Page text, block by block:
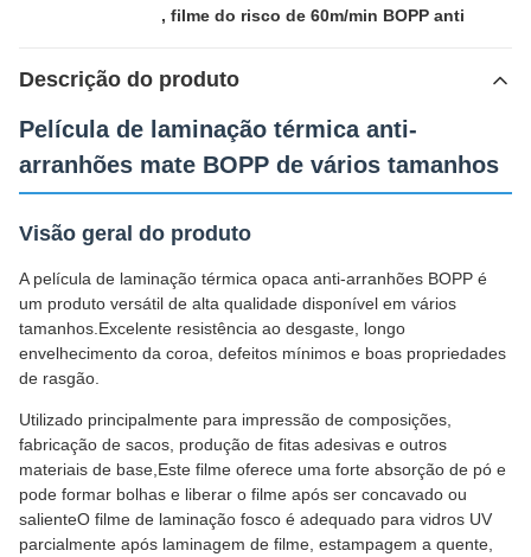
, filme do risco de 60m/min BOPP anti
Descrição do produto
Película de laminação térmica anti-
arranhões mate BOPP de vários tamanhos
Visão geral do produto
A película de laminação térmica opaca anti-arranhões BOPP é
um produto versátil de alta qualidade disponível em vários
tamanhos.Excelente resistência ao desgaste, longo
envelhecimento da coroa, defeitos mínimos e boas propriedades
de rasgão.
Utilizado principalmente para impressão de composições,
fabricação de sacos, produção de fitas adesivas e outros
materiais de base,Este filme oferece uma forte absorção de pó e
pode formar bolhas e liberar o filme após ser concavado ou
salienteO filme de laminação fosco é adequado para vidros UV
parcialmente após laminagem de filme, estampagem a quente,